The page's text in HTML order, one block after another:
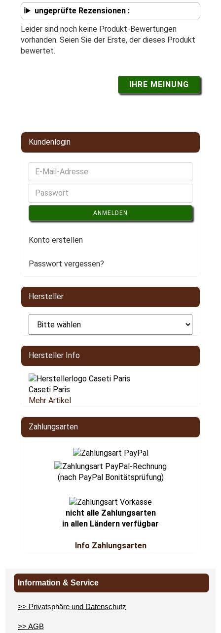
ungeprüfte Rezensionen :
Leider sind noch keine Produkt-Bewertungen
vorhanden. Seien Sie der Erste, der dieses Produkt
bewertet.
IHRE MEINUNG
Kundenlogin
ANMELDEN
Konto erstellen
Passwort vergessen?
Hersteller
Hersteller Info
Caseti Paris
Mehr Artikel
Zahlungsarten
(nach PayPal Bonitätsprüfung)
nicht alle Zahlungsarten
in allen Ländern verfügbar
Info Zahlungsarten
Information & Service
>> Privatsphäre und Datenschutz
>> AGB